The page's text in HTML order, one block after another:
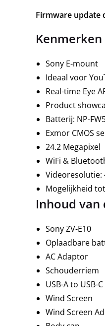
Firmware update
Kenmerken
Sony E-mount
Ideaal voor
Real-time Eye
Product
Batterij: NP-
Exmor CMOS
24.2 Megapixel
WiFi &
Videoresolutie:
Mogelijkheid
Inhoud van
Sony ZV-E10
Oplaadbare
AC Adaptor
Schouderriem
USB-A to USB-
Wind Screen
Wind Screen